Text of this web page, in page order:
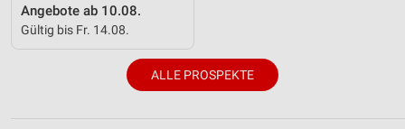
Angebote ab 10.08.
Gültig bis Fr. 14.08.
ALLE PROSPEKTE